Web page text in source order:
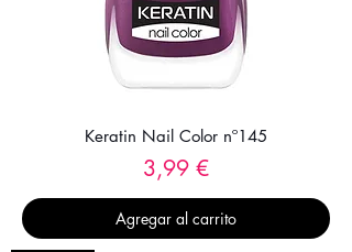
Keratin Nail Color nº145
Precio
3,99 €
Agregar al carrito